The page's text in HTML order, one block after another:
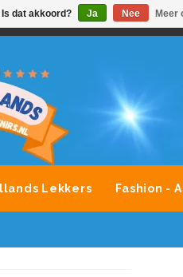
ALLE MERKEN SOUVENIRS
Lekkers Fashion -
dat akkoord? Ja Nee Meer